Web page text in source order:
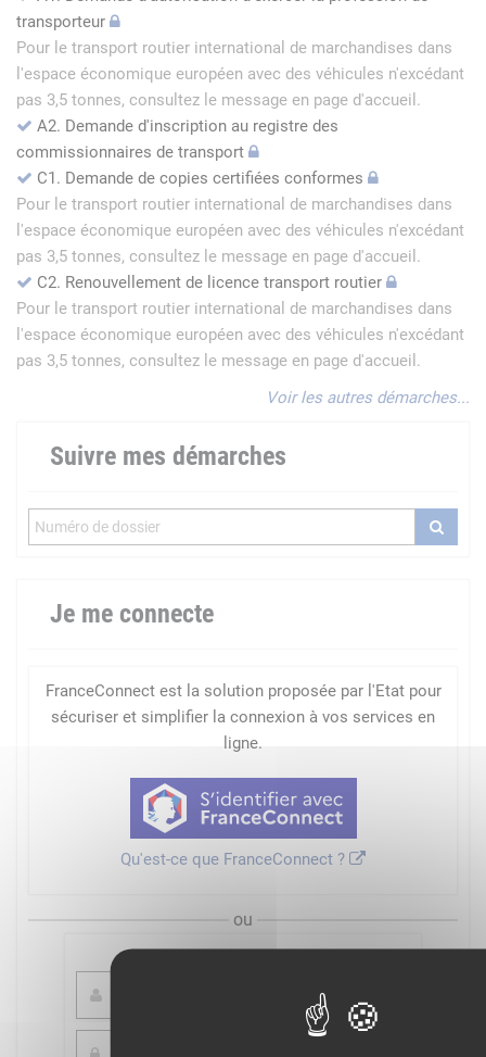
transporteur
Pour le transport routier international de marchandises dans
l'espace économique européen avec des véhicules n'excédant
pas 3,5 tonnes, consultez le message en page d'accueil.
A2. Demande d'inscription au registre des
commissionnaires de transport
C1. Demande de copies certifiées conformes
Pour le transport routier international de marchandises dans
l'espace économique européen avec des véhicules n'excédant
pas 3,5 tonnes, consultez le message en page d'accueil.
C2. Renouvellement de licence transport routier
Pour le transport routier international de marchandises dans
l'espace économique européen avec des véhicules n'excédant
pas 3,5 tonnes, consultez le message en page d'accueil.
Voir les autres démarches...
Suivre mes démarches
Je me connecte
FranceConnect est la solution proposée par l'Etat pour
sécuriser et simplifier la connexion à vos services en
ligne.
Qu'est-ce que FranceConnect ?
ou